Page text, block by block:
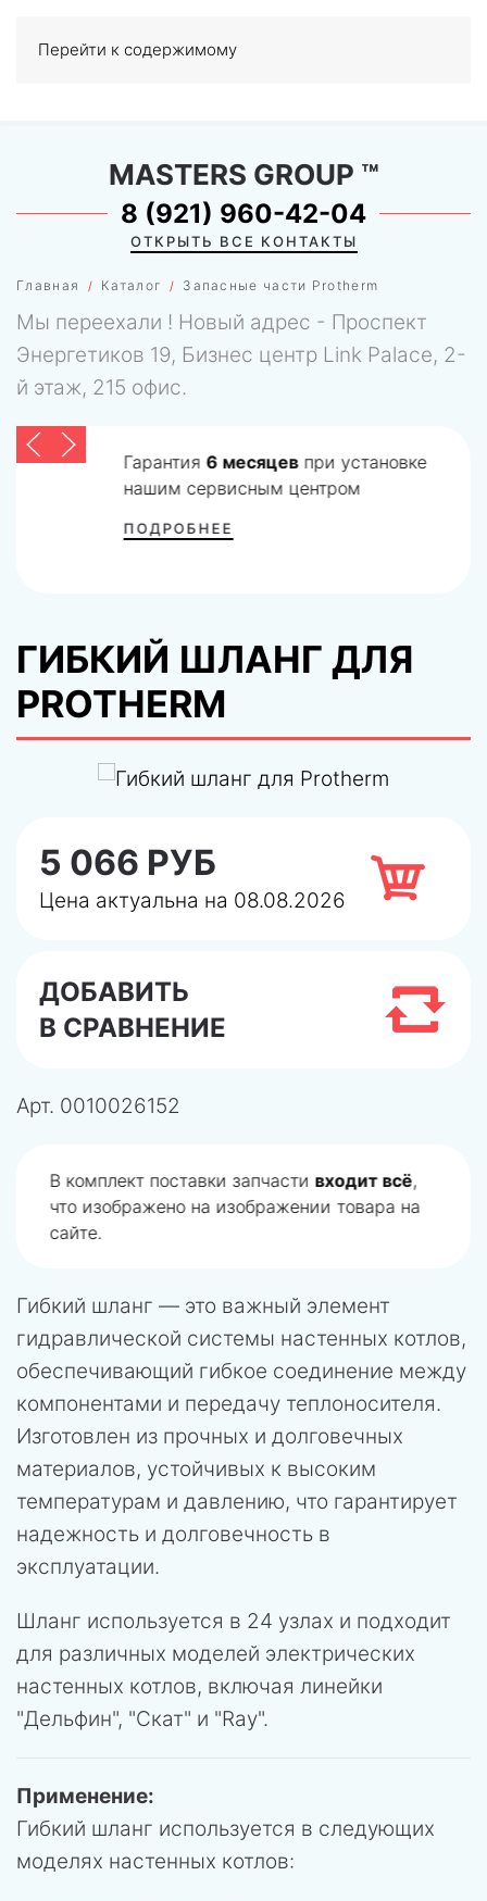
Перейти к содержимому
0
Главная Каталог Запасные части Protherm
MASTERS GROUP ™
8 (921) 960-42-04
ОТКРЫТЬ ВСЕ КОНТАКТЫ
Мы переехали ! Новый адрес - Проспект
Энергетиков 19, Бизнес центр Link Palace, 2-
й этаж, 215 офис.
Гарантия 6 месяцевпри установке
нашим сервисным центром
ПОДРОБНЕЕ
ГИБКИЙ ШЛАНГ ДЛЯ
PROTHERM
5 066 РУБ
Цена актуальна на 08.08.2026
ДОБАВИТЬ
В СРАВНЕНИЕ
Арт. 0010026152
В комплект поставки запчасти входит всё,
что изображено на изображении товара на
сайте.
Гибкий шланг — это важный элемент
гидравлической системы настенных котлов,
обеспечивающий гибкое соединение между
компонентами и передачу теплоносителя.
Изготовлен из прочных и долговечных
материалов, устойчивых к высоким
температурам и давлению, что гарантирует
надежность и долговечность в
эксплуатации.
Шланг используется в 24 узлах и подходит
для различных моделей электрических
настенных котлов, включая линейки
"Дельфин", "Скат" и "Ray".
Применение:
Гибкий шланг используется в следующих
моделях настенных котлов: